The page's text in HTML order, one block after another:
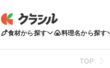
食材から探す 料理名から探す
TOP